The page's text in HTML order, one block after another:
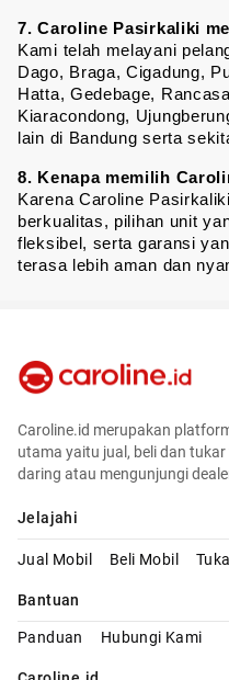
7. Caroline Pasirkaliki
Kami telah melayani
Dago, Braga, Cigadung,
Hatta, Gedebage,
Kiaracondong,
lain di Bandung serta
8. Kenapa memilih
Karena Caroline
berkualitas, pilihan unit
fleksibel, serta garansi
terasa lebih aman dan
Caroline.id merupakan
utama yaitu jual, beli dan
daring atau mengunjungi
Jelajahi
Jual Mobil Beli Mobil
Bantuan
Panduan Hubungi Kami